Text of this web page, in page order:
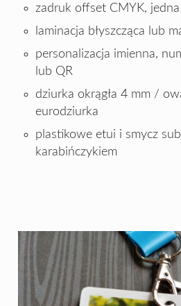
zadruk offset CMYK,
laminacja błyszcząca lub
personalizacja imienna,
lub QR
dziurka okrągła 4 mm /
eurodziurka
plastikowe etui i smycz
karabińczykiem